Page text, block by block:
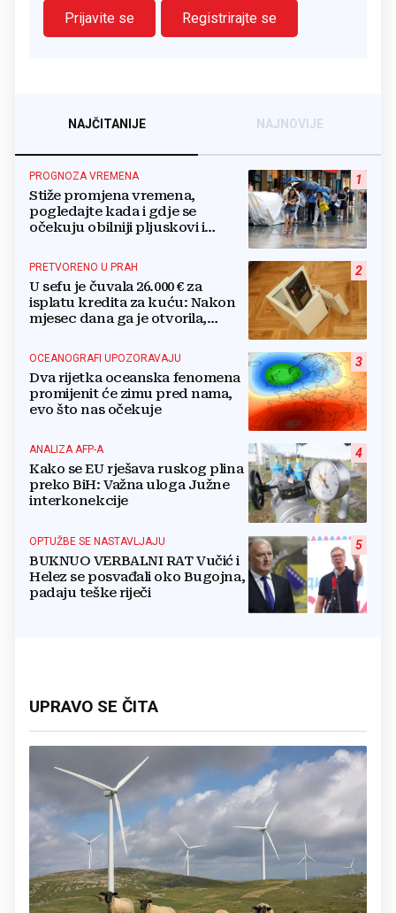
Prijavite se
Registrirajte se
NAJČITANIJE NAJNOVIJE
1
PROGNOZA VREMENA
Stiže promjena vremena,
pogledajte kada i gdje se
očekuju obilniji pljuskovi i
2
PRETVORENO U PRAH
U sefu je čuvala 26.000 € za
isplatu kredita za kuću: Nakon
mjesec dana ga je otvorila,
3
OCEANOGRAFI UPOZORAVAJU
Dva rijetka oceanska fenomena
promijenit će zimu pred nama,
evo što nas očekuje
4
ANALIZA AFP-A
Kako se EU rješava ruskog plina
preko BiH: Važna uloga Južne
interkonekcije
5
OPTUŽBE SE NASTAVLJAJU
BUKNUO VERBALNI RAT Vučić i
Helez se posvađali oko Bugojna,
padaju teške riječi
UPRAVO SE ČITA